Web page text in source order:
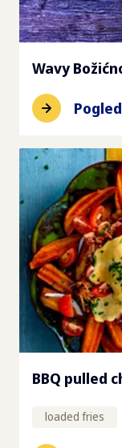
Wavy
BBQ pulled
loaded fries